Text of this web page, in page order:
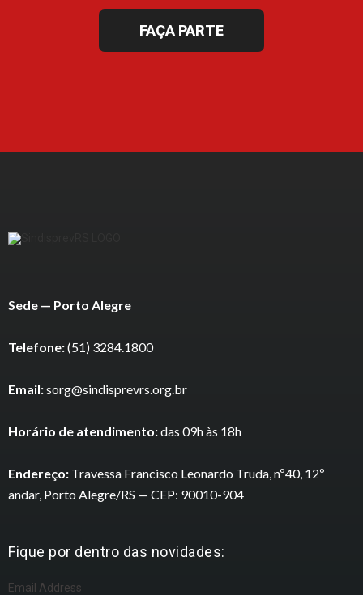
FAÇA PARTE
Sede — Porto Alegre
Telefone:(51) 3284.1800
Email:sorg@sindisprevrs.org.br
Horário de atendimento:das 09h às 18h
Endereço: Travessa Francisco Leonardo Truda, nº40, 12º
andar, Porto Alegre/RS — CEP: 90010-904
Fique por dentro das novidades:
Email Address